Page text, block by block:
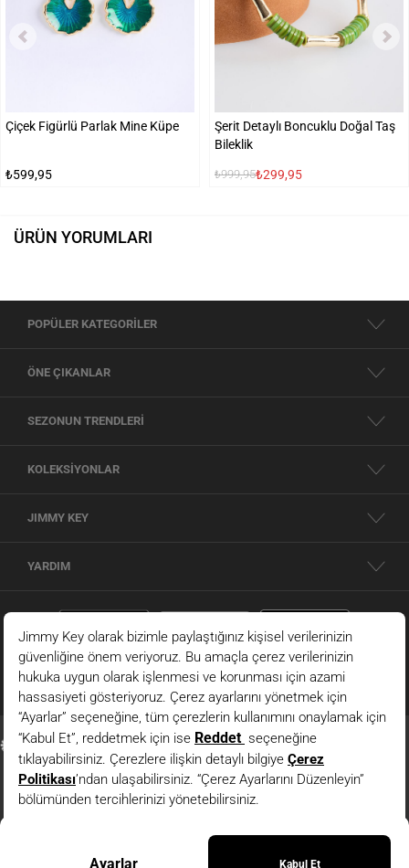
Çiçek Figürlü Parlak Mine Küpe
₺599,95
Şerit Detaylı Boncuklu Doğal Taş
Bileklik
₺999,95₺299,95
ÜRÜN YORUMLARI
POPÜLER KATEGORİLER
ÖNE ÇIKANLAR
SEZONUN TRENDLERİ
KOLEKSİYONLAR
JIMMY KEY
YARDIM
© 2026 - JIMMY KEY |
Bilgi Toplumu Hizmetleri
Siyah Dar Kesim Yüksek Bel Dar Paça Örme Tayt